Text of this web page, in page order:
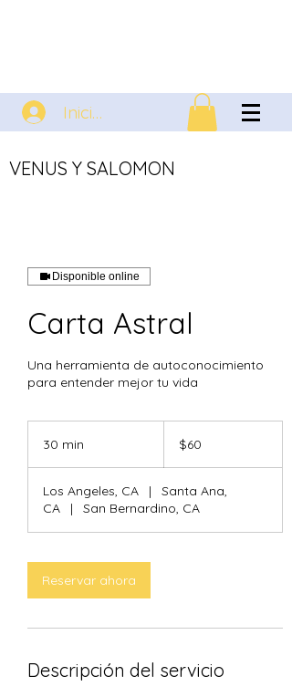
Iniciar sesión
VENUS Y SALOMON
Disponible online
Carta Astral
Una herramienta de autoconocimiento
para entender mejor tu vida
30 min
m
i
n
estadounidenses
$60
Los Angeles, CA |
Santa Ana,
CA
| San Bernardino, CA
Reservar ahora
Descripción del servicio